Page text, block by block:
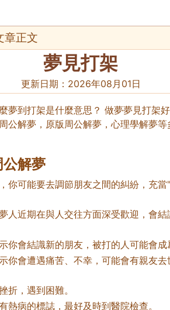
章正文
夢見打架
更新日期： 2026年08月01日
夢到打架是什麼意思？ 做夢夢見打架
公解夢，原版周公解夢，心理學解夢
解夢
你可能要去調節朋友之間的糾紛，充
人近期在與人交往方面深受歡迎，會
你會結識新的朋友，被打的人可能會成
你會遭遇痛苦、不幸，可能會有親友
折，遇到困難。
熱病的標誌，最好及時到醫院檢查。